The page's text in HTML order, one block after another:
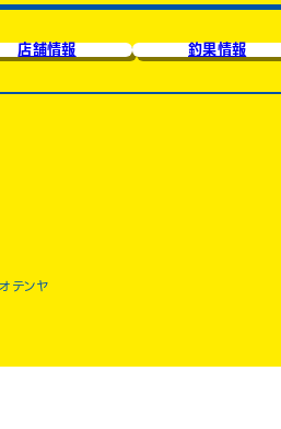
店舗情報 釣果情報
テンヤ